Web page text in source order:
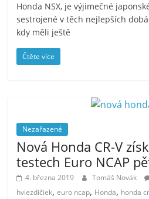
Honda NSX, je výjimečné
sestrojené v těch nejlepších
kdy měli ještě
Čtěte více
Nezařazené
Nová Honda CR-V
testech Euro NCAP
4. března 2019 Tomáš Novák
hviezdičiek,euro ncap, Honda, honda